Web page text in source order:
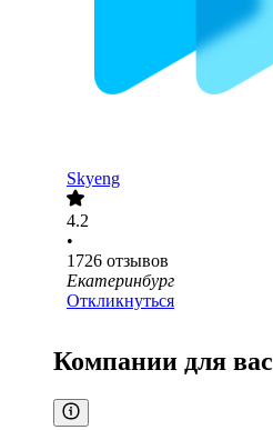
Skyeng
4.2
•
1726 отзывов
Екатеринбург
Откликнуться
Компании для вас